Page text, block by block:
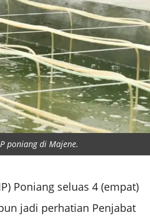
poniang di Majene.
Poniang seluas 4 (empat)
jadi perhatian Penjabat